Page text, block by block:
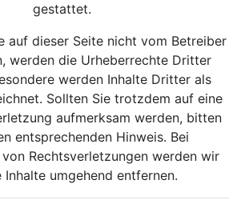
gestattet.
auf dieser Seite nicht vom Betreiber
werden die Urheberrechte Dritter
werden Inhalte Dritter als
Sollten Sie trotzdem auf eine
aufmerksam werden, bitten
entsprechenden Hinweis. Bei
Rechtsverletzungen werden wir
umgehend entfernen.